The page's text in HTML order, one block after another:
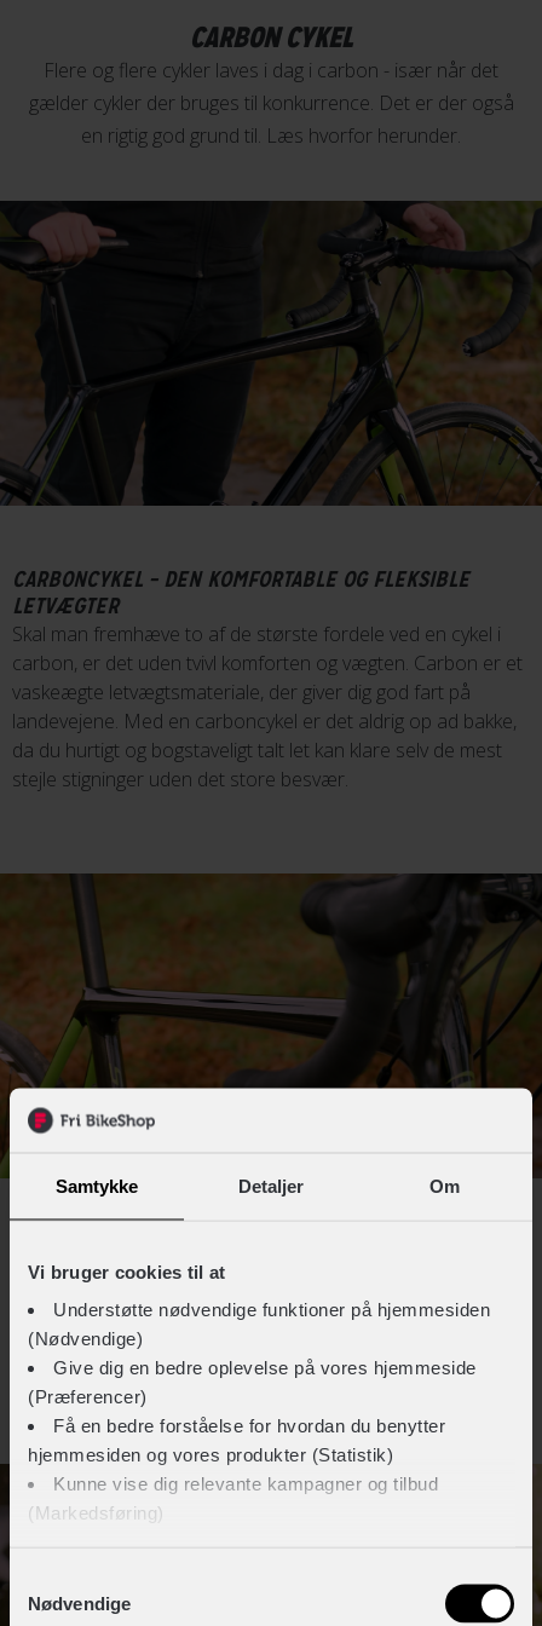
Samtykke Detaljer Om
Vi bruger cookies til at
Understøtte nødvendige funktioner på hjemmesiden
(Nødvendige)
Give dig en bedre oplevelse på vores hjemmeside
(Præferencer)
Få en bedre forståelse for hvordan du benytter
hjemmesiden og vores produkter (Statistik)
Kunne vise dig relevante kampagner og tilbud
(Markedsføring)
cookies til alle disse formål. Du kan også bruge
Nødvendige
CARBON CYKEL
Flere og flere cykler laves i dag i carbon - især når det
gælder cykler der bruges til konkurrence. Det er der også
en rigtig god grund til. Læs hvorfor herunder.
CARBONCYKEL – DEN KOMFORTABLE OG FLEKSIBLE
LETVÆGTER
Skal man fremhæve to af de største fordele ved en cykel i
carbon, er det uden tvivl komforten og vægten. Carbon er et
vaskeægte letvægtsmateriale, der giver dig god fart på
landevejene. Med en carboncykel er det aldrig op ad bakke,
da du hurtigt og bogstaveligt talt let kan klare selv de mest
stejle stigninger uden det store besvær.
cykeloplevelse, da carbon-fibre absorberer stød fra
ujævnheder i underlaget meget mere effektivt end fibre i et
alu-cykelstel. Dette resulterer i ekstremt stabile, smooth og
behagelige køreture uafhængig af underlagets udvikling.